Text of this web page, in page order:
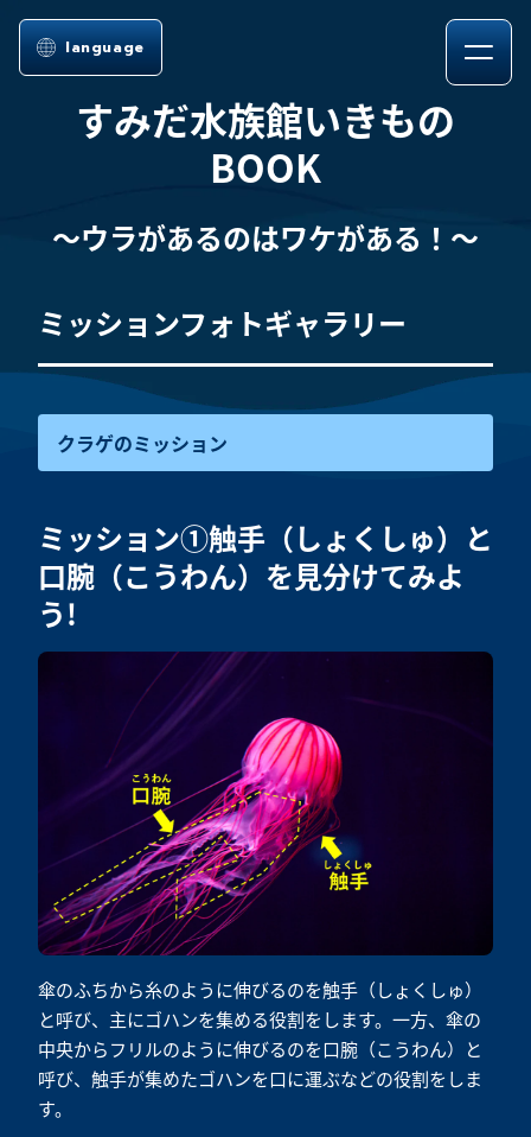
language
すみだ水族館いきもの
BOOK
～ウラがあるのはワケがある！～
ミッションフォトギャラリー
クラゲのミッション
ミッション①触手（しょくしゅ）と
口腕（こうわん）を見分けてみよ
う!
傘のふちから糸のように伸びるのを触手（しょくしゅ）
と呼び、主にゴハンを集める役割をします。一方、傘の
中央からフリルのように伸びるのを口腕（こうわん）と
呼び、触手が集めたゴハンを口に運ぶなどの役割をしま
す。